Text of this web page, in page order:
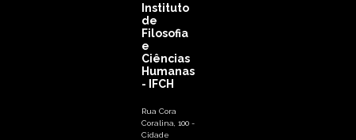
Instituto
de
Filosofia
e
Ciências
Humanas
- IFCH
Rua Cora
Coralina, 100 -
Cidade